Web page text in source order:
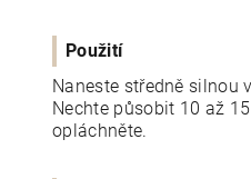
Použití
Naneste středně silnou
Nechte působit 10 až
opláchněte.